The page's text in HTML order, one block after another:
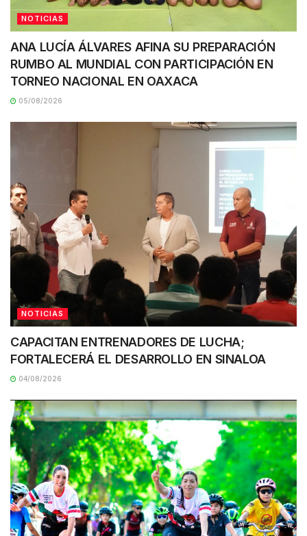
NOTICIAS
ANA LUCÍA ÁLVARES AFINA SU PREPARACIÓN
RUMBO AL MUNDIAL CON PARTICIPACIÓN EN
TORNEO NACIONAL EN OAXACA
05/08/2026
NOTICIAS
CAPACITAN ENTRENADORES DE LUCHA;
FORTALECERÁ EL DESARROLLO EN SINALOA
04/08/2026